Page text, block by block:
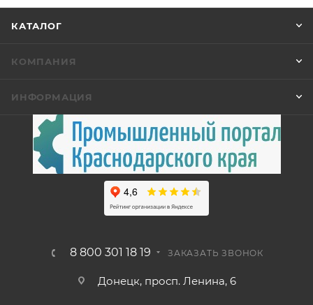
КАТАЛОГ
КОМПАНИЯ
ИНФОРМАЦИЯ
8 800 301 18 19 ЗАКАЗАТЬ ЗВОНОК
Донецк, просп. Ленина, 6